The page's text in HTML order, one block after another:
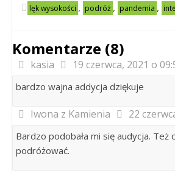
lęk wysokości , podróż , pandemia ,
Komentarze (8)
kasia 19 czerwca, 2021 o
bardzo wajna addycja dziękuje
Iwona z Kamienia 22
Bardzo podobała mi się audycja. Też
podróżować.